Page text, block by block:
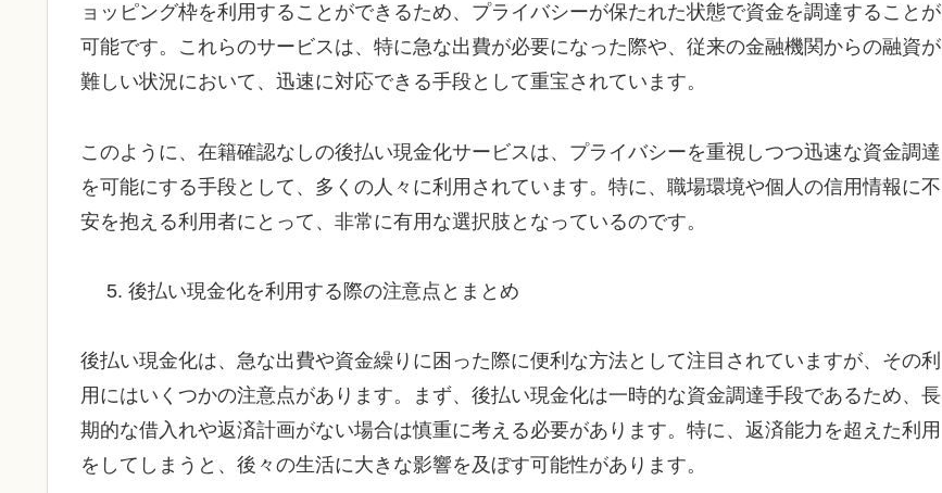
ョッピング枠を利用することができるため、プライバシーが保たれた状態で資金を調達することが
可能です。これらのサービスは、特に急な出費が必要になった際や、従来の金融機関からの融資が
難しい状況において、迅速に対応できる手段として重宝されています。
このように、在籍確認なしの後払い現金化サービスは、プライバシーを重視しつつ迅速な資金調達
を可能にする手段として、多くの人々に利用されています。特に、職場環境や個人の信用情報に不
安を抱える利用者にとって、非常に有用な選択肢となっているのです。
後払い現金化を利用する際の注意点とまとめ
後払い現金化は、急な出費や資金繰りに困った際に便利な方法として注目されていますが、その利
用にはいくつかの注意点があります。まず、後払い現金化は一時的な資金調達手段であるため、長
期的な借入れや返済計画がない場合は慎重に考える必要があります。特に、返済能力を超えた利用
をしてしまうと、後々の生活に大きな影響を及ぼす可能性があります。